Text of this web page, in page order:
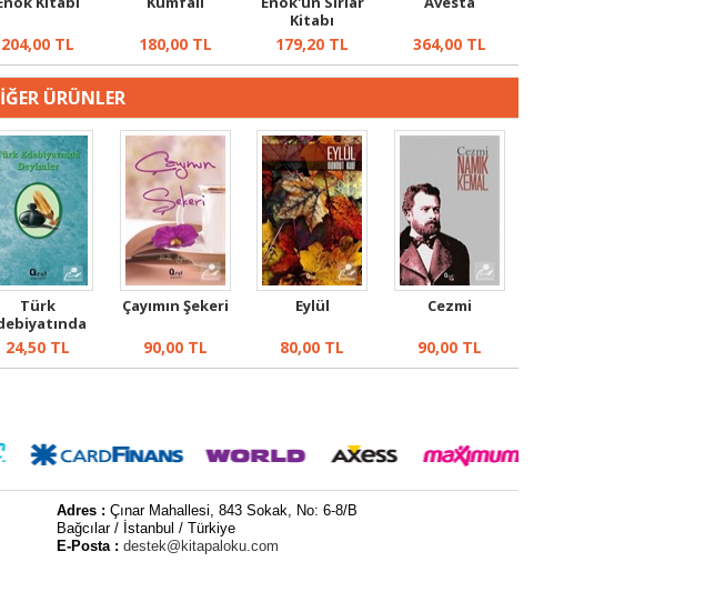
204,00TL 180,00TL
Kitabı
179,20 TL 364,00 TL
ÜRÜNLER
Türk
Deyimler
24,50TL
Çayımın Şekeri
90,00TL
Eylül
80,00 TL
Cezmi
90,00 TL
Adres :Çınar Mahallesi, 843 Sokak, No: 6-8/B
Bağcılar / İstanbul / Türkiye
E-Posta :destek@kitapaloku.com